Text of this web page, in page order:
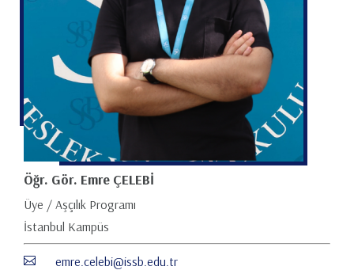
Öğr. Gör. Emre ÇELEBİ
Üye / Aşçılık Programı
İstanbul Kampüs
emre.celebi@issb.edu.tr